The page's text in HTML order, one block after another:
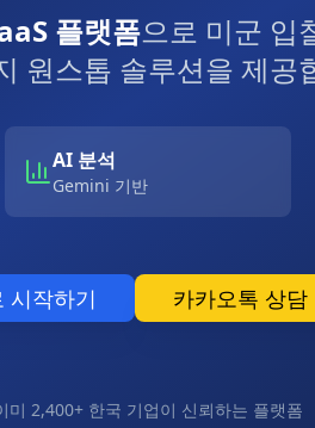
플랫폼으로 미군 입
원스톱 솔루션을 제공
AI 분석
Gemini 기반
시작하기 카카오톡 상담
미 2,400+ 한국 기업이 신뢰하는 플랫폼